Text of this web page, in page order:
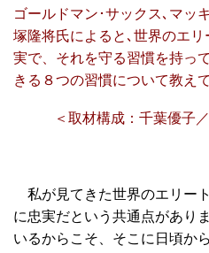
ゴールドマン･サックス､マッ
塚隆将氏によると､世界のエ
実で、それを守る習慣を持っ
きる８つの習慣について教え
＜取材構成：千葉優子
私が見てきた世界のエリー
に忠実だという共通点があり
いるからこそ、そこに日頃か